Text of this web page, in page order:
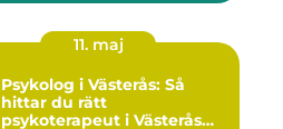
11. maj
Psykolog i Västerås: Så
hittar du rätt
psykoterapeut i Västerås